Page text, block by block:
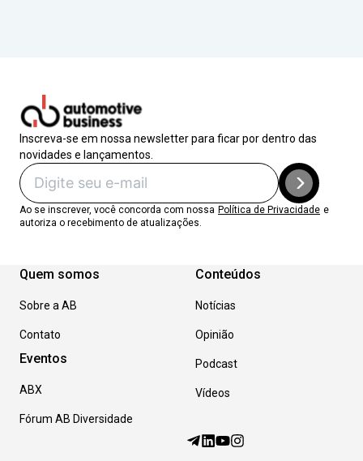
Inscreva-se em nossa newsletter para ficar por dentro das
novidades e lançamentos.
Ao se inscrever, você concorda com nossa Política de Privacidade e
autoriza o recebimento de atualizações.
Quem somos
Sobre a AB
Contato
Eventos
ABX
Fórum AB Diversidade
Conteúdos
Notícias
Opinião
Podcast
Vídeos